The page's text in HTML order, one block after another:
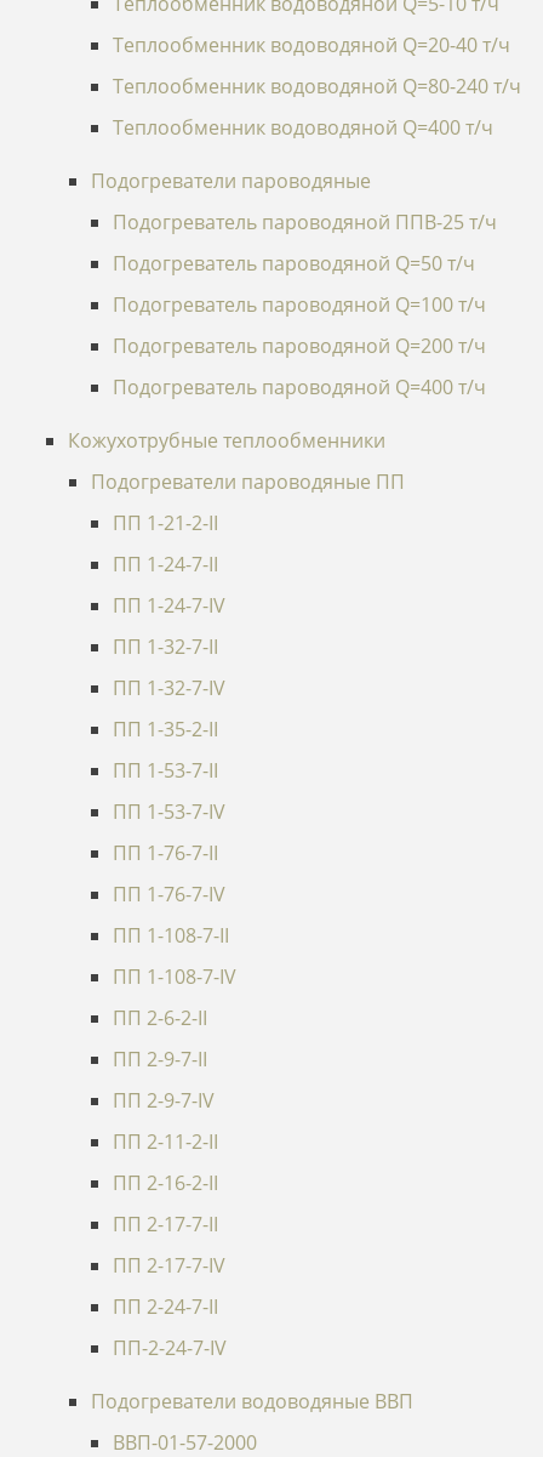
Теплообменник водоводяной Q=20-40 т/ч
Теплообменник водоводяной Q=80-240 т/ч
Теплообменник водоводяной Q=400 т/ч
Подогреватели пароводяные
Подогреватель пароводяной ППВ-25 т/ч
Подогреватель пароводяной Q=50 т/ч
Подогреватель пароводяной Q=100 т/ч
Подогреватель пароводяной Q=200 т/ч
Подогреватель пароводяной Q=400 т/ч
Кожухотрубные теплообменники
Подогреватели пароводяные ПП
ПП 1-21-2-II
ПП 1-24-7-II
ПП 1-24-7-IV
ПП 1-32-7-II
ПП 1-32-7-IV
ПП 1-35-2-II
ПП 1-53-7-II
ПП 1-53-7-IV
ПП 1-76-7-II
ПП 1-76-7-IV
ПП 1-108-7-II
ПП 1-108-7-IV
ПП 2-6-2-II
ПП 2-9-7-II
ПП 2-9-7-IV
ПП 2-11-2-II
ПП 2-16-2-II
ПП 2-17-7-II
ПП 2-17-7-IV
ПП 2-24-7-II
ПП-2-24-7-IV
Подогреватели водоводяные ВВП
ВВП-01-57-2000